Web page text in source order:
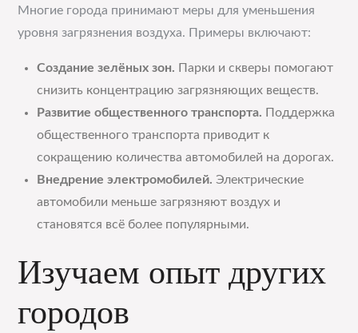
Многие города принимают меры для уменьшения
уровня загрязнения воздуха. Примеры включают:
Создание зелёных зон. Парки и скверы помогают
снизить концентрацию загрязняющих веществ.
Развитие общественного транспорта. Поддержка
общественного транспорта приводит к
сокращению количества автомобилей на дорогах.
Внедрение электромобилей. Электрические
автомобили меньше загрязняют воздух и
становятся всё более популярными.
Изучаем опыт других
городов